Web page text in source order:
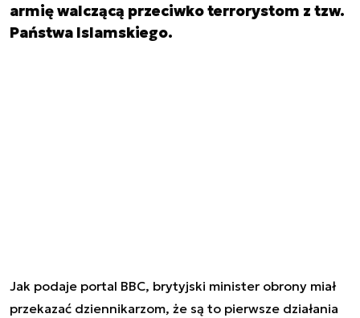
armię walczącą przeciwko terrorystom z tzw.
Państwa Islamskiego.
Jak podaje portal BBC, brytyjski minister obrony miał
przekazać dziennikarzom, że są to pierwsze działania